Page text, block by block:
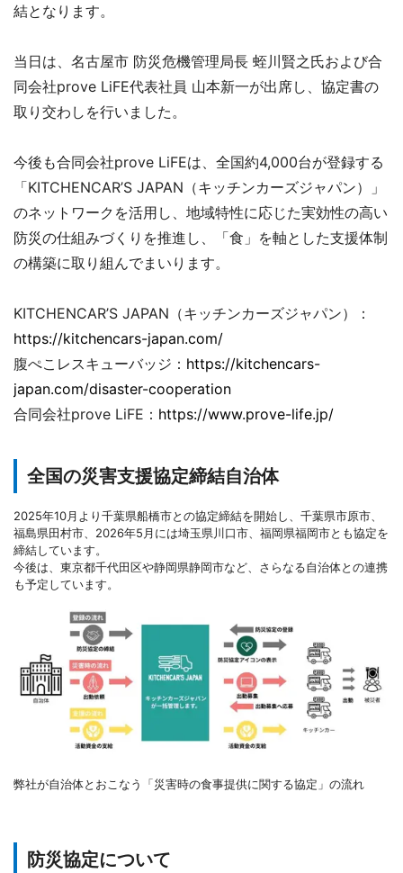
結となります。
当日は、名古屋市 防災危機管理局長 蛭川賢之氏および合
同会社prove LiFE代表社員 山本新一が出席し、協定書の
取り交わしを行いました。
今後も合同会社prove LiFEは、全国約4,000台が登録する
「KITCHENCAR’S JAPAN（キッチンカーズジャパン）」
のネットワークを活用し、地域特性に応じた実効性の高い
防災の仕組みづくりを推進し、「食」を軸とした支援体制
の構築に取り組んでまいります。
KITCHENCAR’S JAPAN（キッチンカーズジャパン）：
https://kitchencars-japan.com/
腹ぺこレスキューバッジ： https://kitchencars-
japan.com/disaster-cooperation
合同会社prove LiFE： https://www.prove-life.jp/
全国の災害支援協定締結自治体
2025年10月より千葉県船橋市との協定締結を開始し、千葉県市原市、
福島県田村市、2026年5月には埼玉県川口市、福岡県福岡市とも協定を
締結しています。
今後は、東京都千代田区や静岡県静岡市など、さらなる自治体との連携
も予定しています。
弊社が自治体とおこなう「災害時の食事提供に関する協定」の流れ
防災協定について